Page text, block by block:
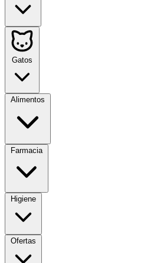
Gatos
Alimentos
Farmacia
Higiene
Ofertas